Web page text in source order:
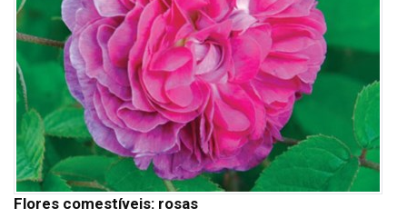
Flores comestíveis: rosas